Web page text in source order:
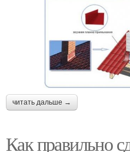
читать дальше →
Как правильно